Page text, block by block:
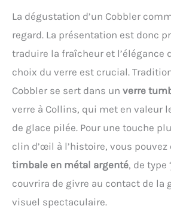
un niveau
la glace
versé dans
service.
herbes et
pour des
onctueux.
pas même
manivelle.
de 1,1 l avec
transparent
amovible
recueille la
Grâce au
une trace
glace à tout
vous
remplir.
boissons
bien plus
acier
lames de
cette
broyée ne
et les
utilisation à
lames : les
les plus
réduire en
glaçons
rapidement
La dégustation d’un Cobbler
regard. La présentation est donc
traduire la fraîcheur et l’élégance
choix du verre est crucial.
Cobbler se sert dans un verre
verre à Collins, qui met en valeur
de glace pilée. Pour une touche
clin d’œil à l’histoire, vous pouvez
timbale en métal argenté, de type
couvrira de givre au contact de la
visuel spectaculaire.